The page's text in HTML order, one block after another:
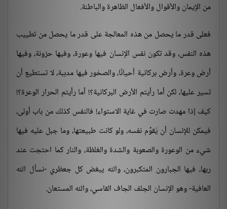
من الإيمان والأقوال والأفعال الظاهرة والباطنة.
فعلى قدر ما يحصل من هذه المعالجة على قدر ما يحصل من تطييب
هذه النفس، وقد تكون نفس الإنسان فيها وعورة، وفيها حزونة، وفيها
أرض وعرة، وأرض بركانية أحيانًا، والصخور فيها مدببة، لا تستطيع أن
تسير عليها، لكن أما رأيتم الأرض البركانية؟! أما رأيتم الحرار الوعرة؟!
كيف إذا مهدت صارت في غاية الاستواء! فالنفس كذلك من باب أولى،
فيمكن للإنسان أن يُقوِّم نفسه، ولو كانت طبيعتها، وما جبل عليه فيها
شيء من الوعورة والصعوبة والشدة والغلظة، والنار كما احتجت عند
ربها، فيها الجبارون المتكبرون، والله يبغض كل جعظري -نسأل الله
العافية- وهو الإنسان الجلف الجاف القاسي، والله المستعان.